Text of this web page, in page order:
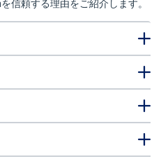
信頼する理由をご紹介します。